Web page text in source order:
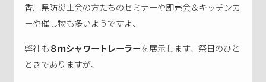
香川県防災士会の方たちのセミナーや即売会＆キッチンカ
ーや催し物も多いようですよ、
弊社も８ｍシャワートレーラーを展示します、祭日のひと
ときでありますが、